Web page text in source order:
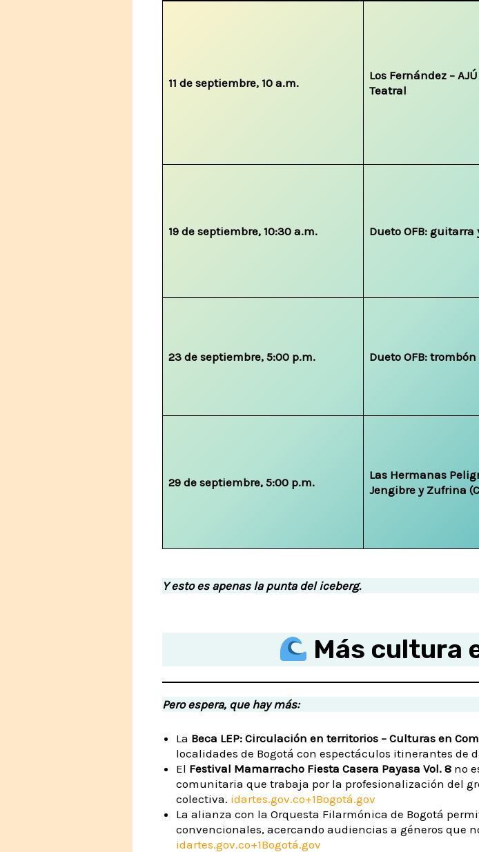
11 de septiembre, 10 a.m.
Los Fernández –
Teatral
19 de septiembre, 10:30 a.m. Dueto OFB: guitarra
23 de septiembre, 5:00 p.m. Dueto OFB:
29 de septiembre, 5:00 p.m.
Las Hermanas
Jengibre y Zufrina
Y esto es apenas la punta del iceberg.
Más cultura
Pero espera, que hay más:
La Beca LEP: Circulación en territorios – Culturas en
localidades de Bogotá con espectáculos itinerantes de
El Festival Mamarracho Fiesta Casera Payasa Vol. 8no
comunitaria que trabaja por la profesionalización del
colectiva. idartes.gov.co+1Bogotá.gov
La alianza con la Orquesta Filarmónica de Bogotá
convencionales, acercando audiencias a géneros que
idartes.gov.co+1Bogotá.gov